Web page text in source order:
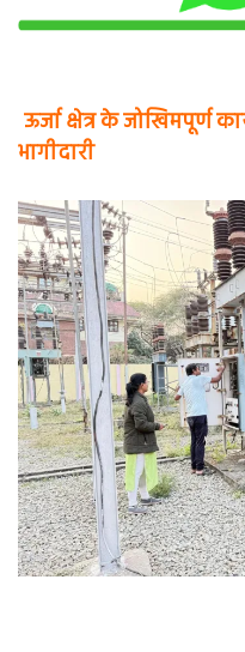
ऊर्जा क्षेत्र के जोखिमपूर्ण
भागीदारी